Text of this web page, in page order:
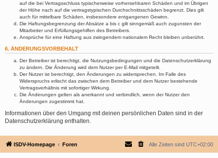
auf die bei Vertragsschluss typischerweise vorhersehbaren Schäden und im Übrigen
der Höhe nach auf die vertragstypischen Durchschnittsschäden begrenzt. Dies gilt
auch für mittelbare Schäden, insbesondere entgangenen Gewinn.
Die Haftungsbegrenzung der Absätze a bis c gilt sinngemäß auch zugunsten der
Mitarbeiter und Erfüllungsgehilfen des Betreibers.
Ansprüche für eine Haftung aus zwingendem nationalem Recht bleiben unberührt.
6. ÄNDERUNGSVORBEHALT
Der Betreiber ist berechtigt, die Nutzungsbedingungen und die Datenschutzerklärung
zu ändern. Die Änderung wird dem Nutzer per E-Mail mitgeteilt.
Der Nutzer ist berechtigt, den Änderungen zu widersprechen. Im Falle des
Widerspruchs erlischt das zwischen dem Betreiber und dem Nutzer bestehende
Vertragsverhältnis mit sofortiger Wirkung.
Die Änderungen gelten als anerkannt und verbindlich, wenn der Nutzer den
Änderungen zugestimmt hat.
Informationen über den Umgang mit deinen persönlichen Daten sind in der
Datenschutzerklärung enthalten.
ISDV-Homepage Foren Alle Zeiten sind UTC+02:00